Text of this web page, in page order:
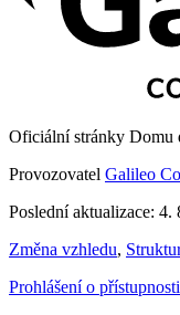
Oficiální stránky Domu
Provozovatel Galileo
Poslední aktualizace: 4.
Změna vzhledu,
Prohlášení o přístupnosti